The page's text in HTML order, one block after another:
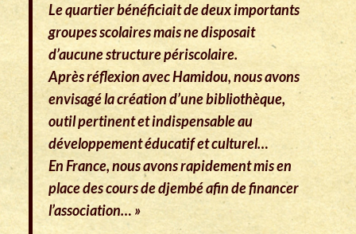
Le quartier bénéficiait de deux importants
groupes scolaires mais ne disposait
d’aucune structure périscolaire.
Après réflexion avec Hamidou, nous avons
envisagé la création d’une bibliothèque,
outil pertinent et indispensable au
développement éducatif et culturel…
En France, nous avons rapidement mis en
placedes cours de djembéafin de financer
l’association… »